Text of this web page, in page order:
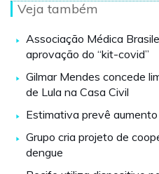
Veja também
Associação Médica
aprovação do “kit-covid”
Gilmar Mendes concede
de Lula na Casa Civil
Estimativa prevê
Grupo cria projeto de
dengue